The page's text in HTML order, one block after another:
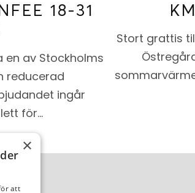
18-31
av Stockholms
reducerad
ingår
för…
Stort grattis
×
att